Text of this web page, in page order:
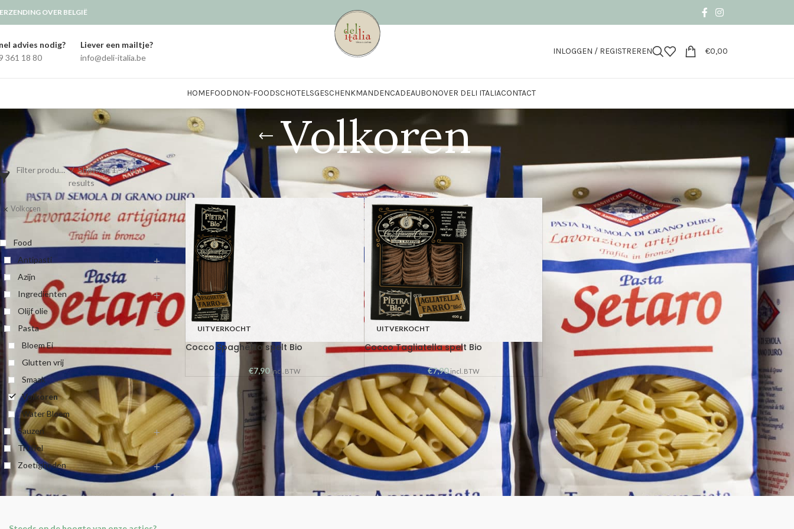
OVER BELGIË
advies nodig?
361 18 80
Liever een mailtje?
info@deli-italia.be
INLOGGEN / REGISTREREN €0,00
HOMEFOODNON-FOODSCHOTELSGESCHENKMANDENCADEAUBONOVER DELI ITALIACONTACT
Volkoren
Filter products
Showing 1 - 2 of 2
results
Volkoren
Food
Antipasti
Azijn
Ingrediënten
Olijf olie
Pasta
Bloem Ei
Glutten vrij
Smaak
Volkoren
Water Bloem
Sauzen
Truffel
Zoetigheden
Winkel Food Pasta Toon 9 24 36
UITVERKOCHT
Cocco Spaghetto spelt Bio
€7,90 incl. BTW
UITVERKOCHT
Cocco Tagliatella spelt Bio
€7,90 incl. BTW